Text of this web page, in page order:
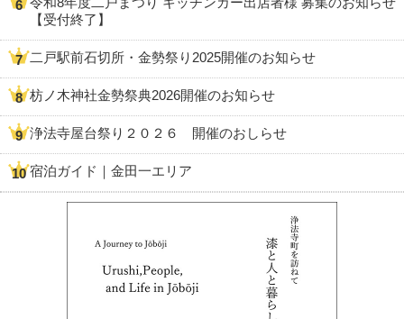
【受付終了】
二戸駅前石切所・金勢祭り2025開催のお知らせ
枋ノ木神社金勢祭典2026開催のお知らせ
浄法寺屋台祭り２０２６ 開催のおしらせ
宿泊ガイド｜金田一エリア